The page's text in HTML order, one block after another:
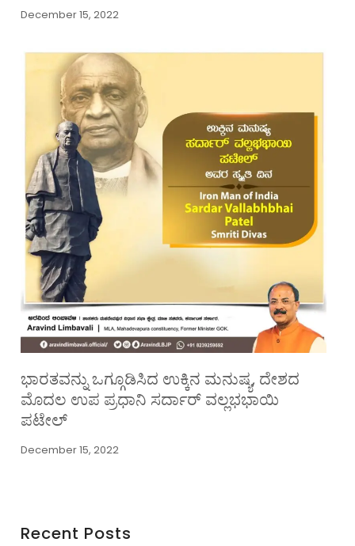
December 15, 2022
ಭಾರತವನ್ನು ಒಗ್ಗೂಡಿಸಿದ ಉಕ್ಕಿನ ಮನುಷ್ಯ, ದೇಶದ
ಮೊದಲ ಉಪ ಪ್ರಧಾನಿ ಸರ್ದಾರ್ ವಲ್ಲಭಭಾಯಿ
ಪಟೇಲ್
December 15, 2022
Recent Posts